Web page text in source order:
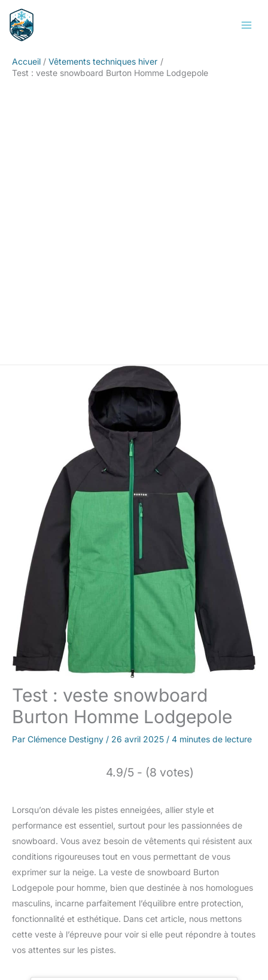
contenu
Accueil
Vêtements techniques hiver
Test : veste snowboard Burton Homme Lodgepole
Test : veste snowboard
Burton Homme Lodgepole
Par Clémence Destigny / 26 avril 2025 / 4 minutes de lecture
4.9/5 - (8 votes)
Lorsqu’on dévale les pistes enneigées, allier style et
performance est essentiel, surtout pour les passionnées de
snowboard. Vous avez besoin de vêtements qui résistent aux
conditions rigoureuses tout en vous permettant de vous
exprimer sur la neige. La veste de snowboard Burton
Lodgepole pour homme, bien que destinée à nos homologues
masculins, incarne parfaitement l’équilibre entre protection,
fonctionnalité et esthétique. Dans cet article, nous mettons
cette veste à l’épreuve pour voir si elle peut répondre à toutes
vos attentes sur les pistes.
Rechercher